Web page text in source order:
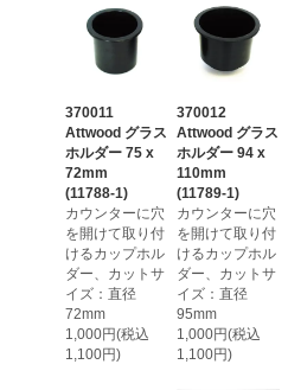
370011
Attwood グラス
ホルダー 75 x
72mm
(11788-1)
カウンターに穴
を開けて取り付
けるカップホル
ダー、カットサ
イズ：直径
72mm
1,000円(税込
1,100円)
370012
Attwood グラス
ホルダー 94 x
110mm
(11789-1)
カウンターに穴
を開けて取り付
けるカップホル
ダー、カットサ
イズ：直径
95mm
1,000円(税込
1,100円)